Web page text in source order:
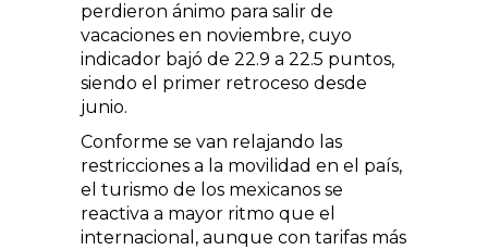
perdieron ánimo para salir de
vacaciones en noviembre, cuyo
indicador bajó de 22.9 a 22.5 puntos,
siendo el primer retroceso desde
junio.
Conforme se van relajando las
restricciones a la movilidad en el país,
el turismo de los mexicanos se
reactiva a mayor ritmo que el
internacional, aunque con tarifas más